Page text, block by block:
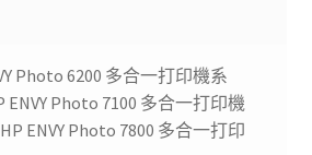
Photo 6200 多合一打印機系
ENVY Photo 7100 多合一打印機
ENVY Photo 7800 多合一打印